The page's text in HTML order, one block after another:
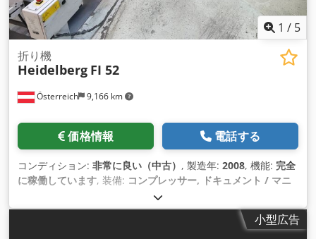
1 / 5
Österreich 9,166 km
折り機
Heidelberg FI 52
価格情報 電話する
コンディション: 非常に良い（中古） , 製造年: 2008, 機能: 完全
に稼働しています, 装備: コンプレッサー, ドキュメント / マニ
小型広告